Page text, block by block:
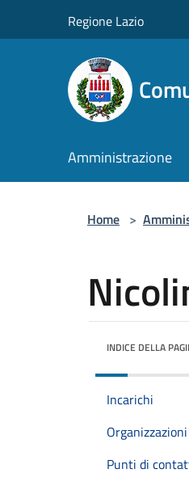
Regione Lazio
Amministrazione
Home >
INDICE DELLA
Incarichi
Organizzazioni
Punti di